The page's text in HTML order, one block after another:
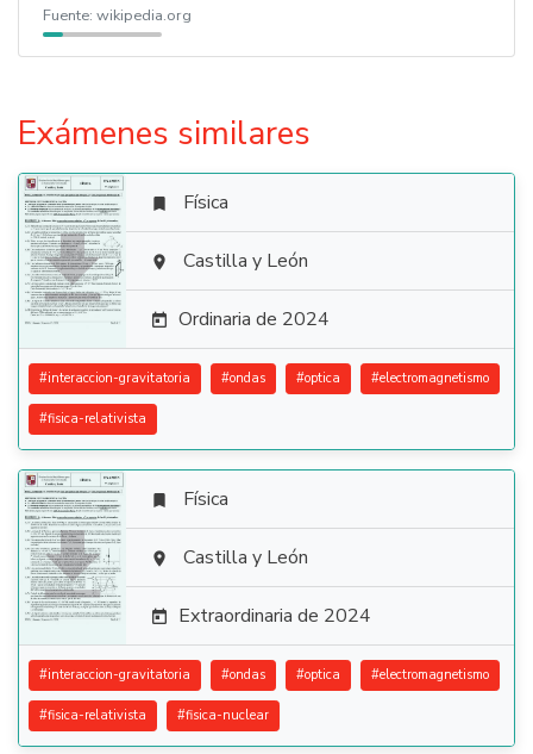
Fuente: wikipedia.org
Exámenes similares

 Física
 Castilla y León
 Ordinaria de 2024
#interaccion-gravitatoria #ondas #optica #electromagnetismo
#fisica-relativista

 Física
 Castilla y León
 Extraordinaria de 2024
#interaccion-gravitatoria #ondas #optica #electromagnetismo
#fisica-relativista #fisica-nuclear